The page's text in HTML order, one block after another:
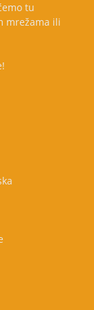
tu
mrežama ili